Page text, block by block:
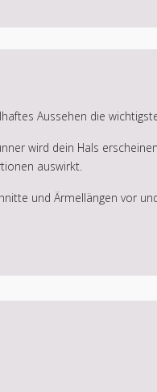
Aussehen die
wird dein Hals
auswirkt.
und Ärmellängen vor